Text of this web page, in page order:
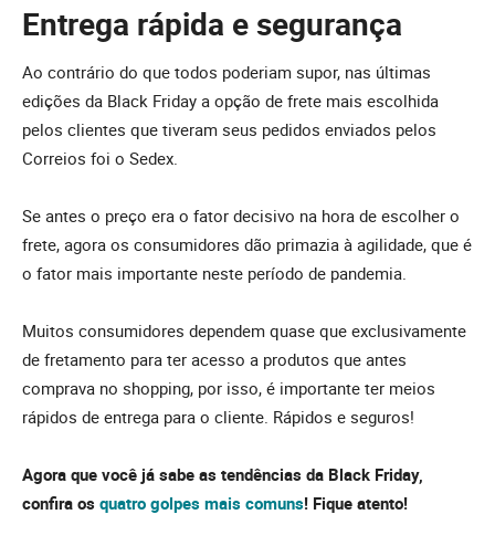
Entrega rápida e segurança
Ao contrário do que todos poderiam supor, nas últimas
edições da Black Friday a opção de frete mais escolhida
pelos clientes que tiveram seus pedidos enviados pelos
Correios foi o Sedex.
Se antes o preço era o fator decisivo na hora de escolher o
frete, agora os consumidores dão primazia à agilidade, que é
o fator mais importante neste período de pandemia.
Muitos consumidores dependem quase que exclusivamente
de fretamento para ter acesso a produtos que antes
comprava no shopping, por isso, é importante ter meios
rápidos de entrega para o cliente. Rápidos e seguros!
Agora que você já sabe as tendências da Black Friday,
confira os quatro golpes mais comuns! Fique atento!